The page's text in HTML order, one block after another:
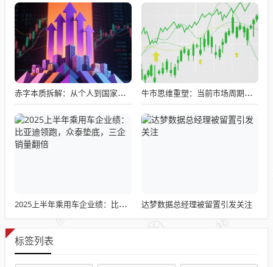
赤字本质拆解：从个人到国家的收支逻辑，一文读懂良性与恶性赤字边界 牛市思维重塑：当前市场周期与投资者策略转型
2025上半年乘用车企业绩：比亚迪领跑，众泰垫底，三企销量翻倍 达梦数据总经理被留置引发关注
标签列表